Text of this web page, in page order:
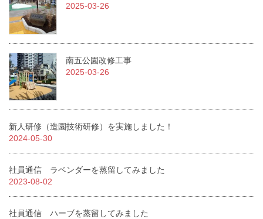
2025-03-26
南五公園改修工事
2025-03-26
新人研修（造園技術研修）を実施しました！
2024-05-30
社員通信 ラベンダーを蒸留してみました
2023-08-02
社員通信 ハーブを蒸留してみました